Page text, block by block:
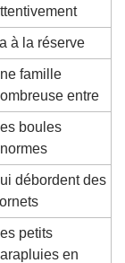
à la réserve
famille
entre
boules
débordent des
petits
en